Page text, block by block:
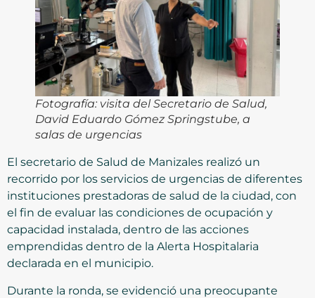
Fotografía: visita del Secretario de Salud,
David Eduardo Gómez Springstube, a
salas de urgencias
El secretario de Salud de Manizales realizó un
recorrido por los servicios de urgencias de diferentes
instituciones prestadoras de salud de la ciudad, con
el fin de evaluar las condiciones de ocupación y
capacidad instalada, dentro de las acciones
emprendidas dentro de la Alerta Hospitalaria
declarada en el municipio.
Durante la ronda, se evidenció una preocupante